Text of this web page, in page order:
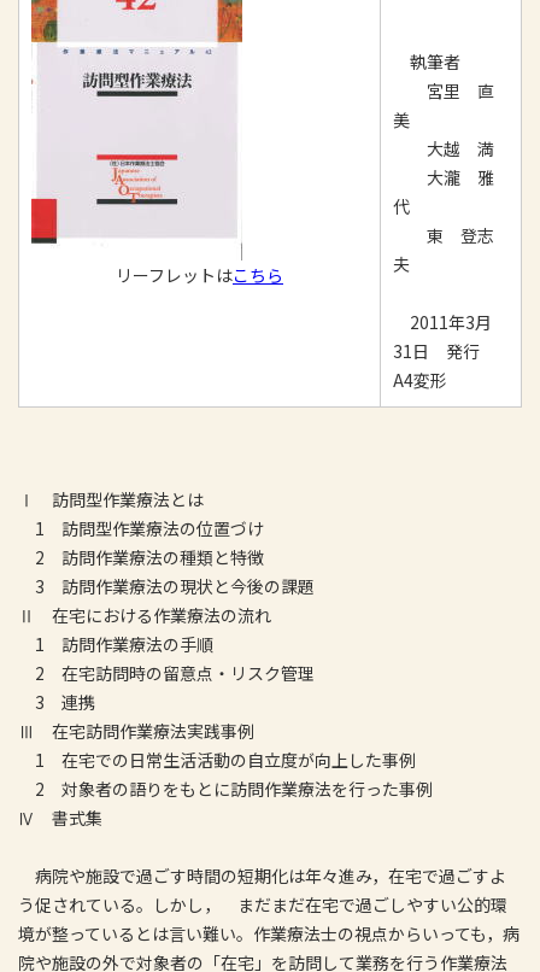
リーフレットはこちら
執筆者
宮里 直
美
大越 満
大瀧 雅
代
東 登志
夫
2011年3月
31日 発行
A4変形
Ⅰ 訪問型作業療法とは
1 訪問型作業療法の位置づけ
2 訪問作業療法の種類と特徴
3 訪問作業療法の現状と今後の課題
Ⅱ 在宅における作業療法の流れ
1 訪問作業療法の手順
2 在宅訪問時の留意点・リスク管理
3 連携
Ⅲ 在宅訪問作業療法実践事例
1 在宅での日常生活活動の自立度が向上した事例
2 対象者の語りをもとに訪問作業療法を行った事例
Ⅳ 書式集
病院や施設で過ごす時間の短期化は年々進み，在宅で過ごすよ
う促されている。しかし， まだまだ在宅で過ごしやすい公的環
境が整っているとは言い難い。作業療法士の視点からいっても，病
院や施設の外で対象者の「在宅」を訪問して業務を行う作業療法